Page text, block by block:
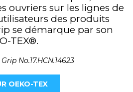
ouvriers sur les lignes de
des produits
se démarque par son
TEX®.
No.17.HCN.14623
OEKO-TEX